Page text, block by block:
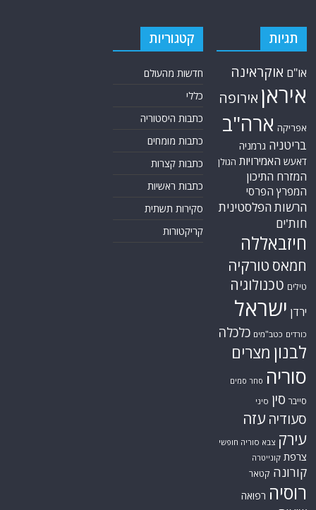
תגיות
או"ם אוקראינה
איראן אירופה
אפריקה ארה"ב
בריטניה גרמניה
דאעש האמירויות הגולן
המזרח התיכון
המפרץ הפרסי
הרשות הפלסטינית
חות'ים
חיזבאללה
חמאס טורקיה
טילים טכנולוגיה
ירדן ישראל
כורדים כטב"מים כלכלה
לבנון מצרים
סוריה סחר סמים
סייבר סין סיני
סעודיה עזה
עירק צבא סוריה חופשי
צרפת קונייטרה
קורונה קטאר
רוסיה רפואה
קטגוריות
חדשות מהעולם
כללי
כתבות היסטוריה
כתבות מומחים
כתבות קצרות
כתבות ראשיות
סקירות תשתית
קריקטורות